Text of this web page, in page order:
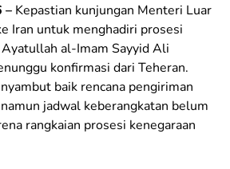
–Kepastian kunjungan Menteri Luar
Iran untuk menghadiri prosesi
al-Imam Sayyid Ali
konfirmasi dari Teheran.
baik rencana pengiriman
jadwal keberangkatan belum
rangkaian prosesi kenegaraan